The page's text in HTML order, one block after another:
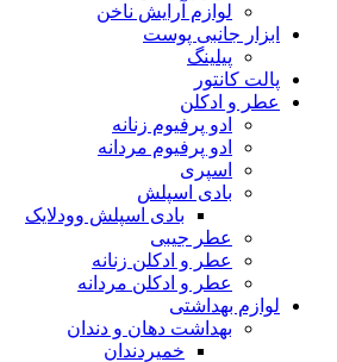
لوازم آرایش ناخن
ابزار جانبی پوست
پیلینگ
پالت کانتور
عطر و ادکلن
ادو پرفیوم زنانه
ادو پرفیوم مردانه
اسپری
بادی اسپلش
بادی اسپلش وودلایک
عطر جیبی
عطر و ادکلن زنانه
عطر و ادکلن مردانه
لوازم بهداشتی
بهداشت دهان و دندان
خمیردندان